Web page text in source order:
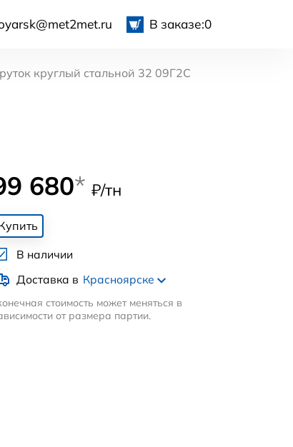
В заказе:0
круглый стальной 32 09Г2С
680* ₽/тн
В наличии
Доставка в Красноярске
стоимость может меняться в
от размера партии.